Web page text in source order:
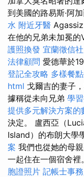
到美國的路易斯·阿
水 附近牙醫
在他的兄弟未加冕的
護照換發 宜蘭徵信社
法律顧問 愛德華於
登記全攻略 多樣餐
html 戈爾吉的妻子
據稱從未向兄弟 學
提供多元解決方案的
決定。 盧西亞（
Island）的布朗大學
案 我們也從她的​​母
一起住在一個宿舍裡
胞證照片 記帳士事